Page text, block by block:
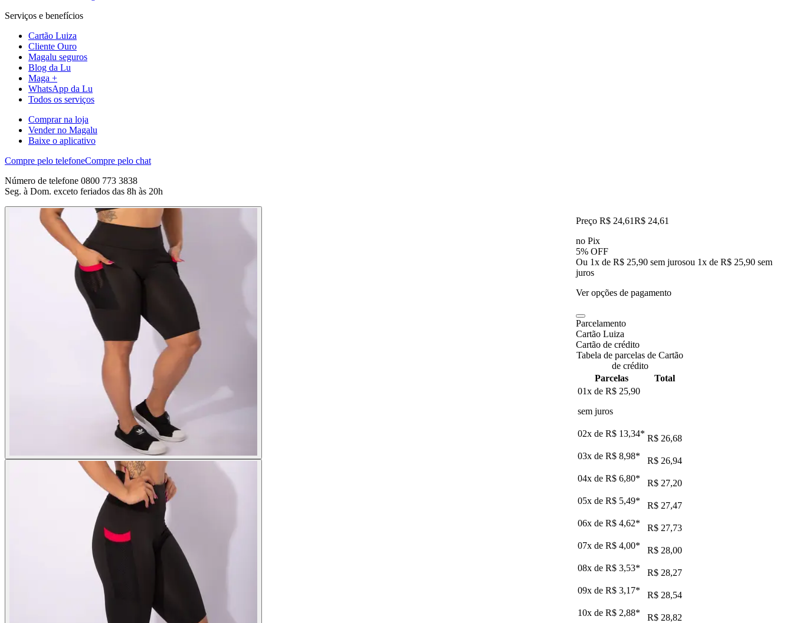
Serviços e benefícios
Cartão Luiza
Cliente Ouro
Magalu seguros
Blog da Lu
Maga +
WhatsApp da Lu
Todos os serviços
Comprar na loja
Vender no Magalu
Baixe o aplicativo
Compre pelo telefoneCompre pelo chat
Número de telefone 0800 773 3838
Seg. à Dom. exceto feriados das 8h às 20h
Preço R$ 24,61R$ 24,61
no Pix
5% OFF
Ou 1x de R$ 25,90 sem jurosou 1x de R$ 25,90 sem
juros
Ver opções de pagamento
Parcelamento
Cartão Luiza
Cartão de crédito
Tabela de parcelas de Cartão
de crédito
Parcelas
Total
01x de R$ 25,90
sem juros
02x de R$ 13,34* R$ 26,68
03x de R$ 8,98*
R$ 26,94
04x de R$ 6,80*
R$ 27,20
05x de R$ 5,49*
R$ 27,47
06x de R$ 4,62*
R$ 27,73
07x de R$ 4,00*
R$ 28,00
08x de R$ 3,53*
R$ 28,27
09x de R$ 3,17*
R$ 28,54
10x de R$ 2,88*
R$ 28,82